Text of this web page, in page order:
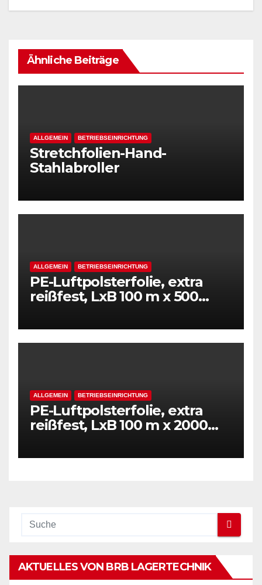
Ähnliche Beiträge
ALLGEMEIN BETRIEBSEINRICHTUNG
Stretchfolien-Hand-
Stahlabroller
ALLGEMEIN BETRIEBSEINRICHTUNG
PE-Luftpolsterfolie, extra
reißfest, LxB 100 m x 500
Folie, transparent
ALLGEMEIN BETRIEBSEINRICHTUNG
PE-Luftpolsterfolie, extra
reißfest, LxB 100 m x 2000
Folie, transparent
AKTUELLES VON BRB LAGERTECHNIK